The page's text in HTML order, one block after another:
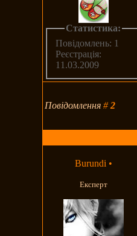
Статистика:
Повідомлень: 1
Реєстрація:
11.03.2009
Повідомлення#2
Burundi •
Експерт